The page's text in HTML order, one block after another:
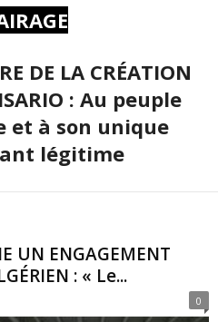
DE LA CRÉATION
: Au peuple
et à son unique
légitime
UN ENGAGEMENT
: « Le...
0